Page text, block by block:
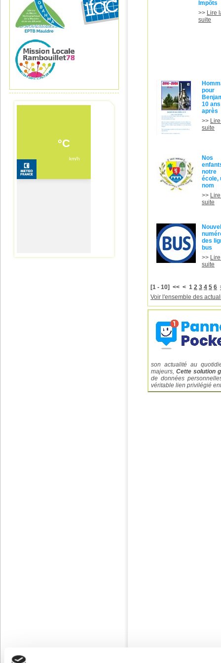
[1 - 10] << < 1 2 3 4 5 6
Impôts
>> Lire
suite
pour
10 ans
après
>>
suite
Nos
notre
école,
nom
>>
suite
des
bus
>>
suite
Voir l'ensemble des
son actualité au
majeurs, Cette solution
de données
véritable lien privilégié